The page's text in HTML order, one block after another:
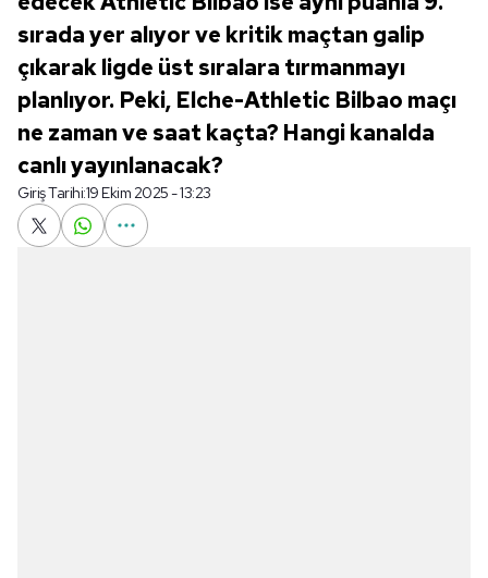
sırada yer alıyor ve kritik maçtan galip
çıkarak ligde üst sıralara tırmanmayı
planlıyor. Peki, Elche-Athletic Bilbao maçı
ne zaman ve saat kaçta? Hangi kanalda
canlı yayınlanacak?
Giriş Tarihi:19 Ekim 2025 - 13:23